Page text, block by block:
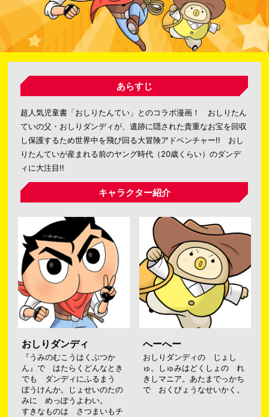
あらすじ
超人気児童書「おしりたんてい」とのコラボ漫画！ おしりたん
ていの父・おしりダンディが、遺跡に隠された貴重なお宝を回収
し保護するため世界中を飛び回る大冒険アドベンチャー!! おし
りたんていが産まれる前のヤング時代（20歳くらい）のダンデ
ィに大注目!!
キャラクター紹介
おしりダンディ
『うみのむこうはくぶつか
ん』で はたらくどんなとき
でも ダンディにふるまう
ぼうけんか。じょせいのたの
みに めっぽうよわい。
すきなものは さつまいもチ
へーへー
おしりダンディの じょし
ゅ。しゅみはどくしょの れ
きしマニア。あたまでっかち
で おくびょうなせいかく。